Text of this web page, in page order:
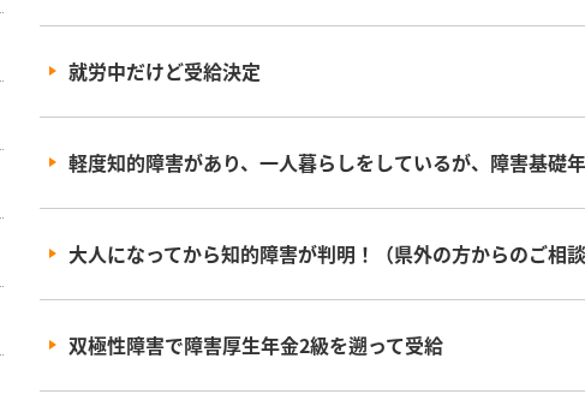
就労中だけど受給決定
軽度知的障害があり、一人暮らしをしているが、障害基礎
大人になってから知的障害が判明！（県外の方からのご相
双極性障害で障害厚生年金2級を遡って受給